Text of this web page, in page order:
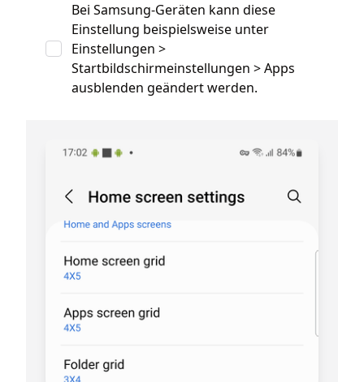
Bei Samsung-Geräten kann diese
Einstellung beispielsweise unter
Einstellungen >
Startbildschirmeinstellungen > Apps
ausblenden geändert werden.